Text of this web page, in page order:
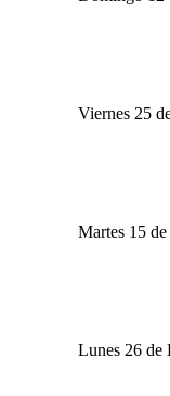
Viernes 25
Martes 15
Lunes 26 de